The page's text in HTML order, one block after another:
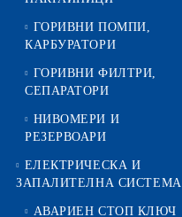
ГОРИВНИ ПОМПИ,
КАРБУРАТОРИ
ГОРИВНИ ФИЛТРИ,
СЕПАРАТОРИ
НИВОМЕРИ И
РЕЗЕРВОАРИ
ЕЛЕКТРИЧЕСКА И
ЗАПАЛИТЕЛНА СИСТЕМА
АВАРИЕН СТОП КЛЮЧ